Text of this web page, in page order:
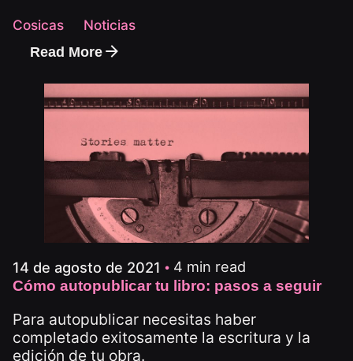
Cosicas
Noticias
Read More
14 de agosto de 2021 4 min read
Cómo autopublicar tu libro: pasos a seguir
Para autopublicar necesitas haber
completado exitosamente la escritura y la
edición de tu obra.